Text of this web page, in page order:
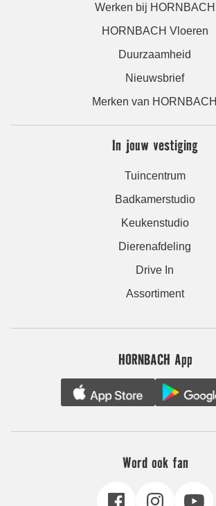
Werken bij HORNBACH
HORNBACH Vloeren
Duurzaamheid
Nieuwsbrief
Merken van HORNBACH
In jouw vestiging
Tuincentrum
Badkamerstudio
Keukenstudio
Dierenafdeling
Drive In
Assortiment
HORNBACH App
Word ook fan